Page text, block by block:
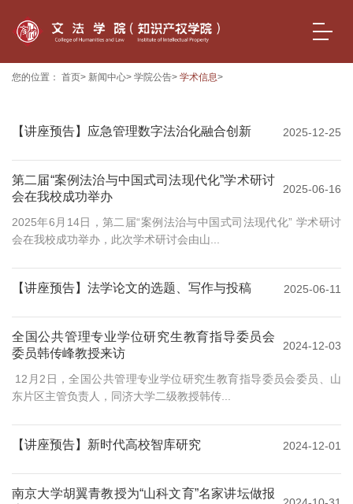
您的位置： 首页> 新闻中心> 学院公告> 学术信息>
【讲座预告】应急管理数字法治化融合创新 2025-12-25
第二届“案例法治与中国式司法现代化”学术研讨
会在我校成功举办
2025-06-16
2025年6月14日，第二届“案例法治与中国式司法现代化” 学术研讨
会在我校成功举办，此次学术研讨会由山...
【讲座预告】法学论文的选题、写作与投稿 2025-06-11
全国公共管理专业学位研究生教育指导委员会
委员韩传峰教授来访
2024-12-03
12月2日，全国公共管理专业学位研究生教育指导委员会委员、山
东片区主管负责人，同济大学二级教授韩传...
【讲座预告】新时代高校智库研究 2024-12-01
南京大学胡翼青教授为“山科文育”名家讲坛做报